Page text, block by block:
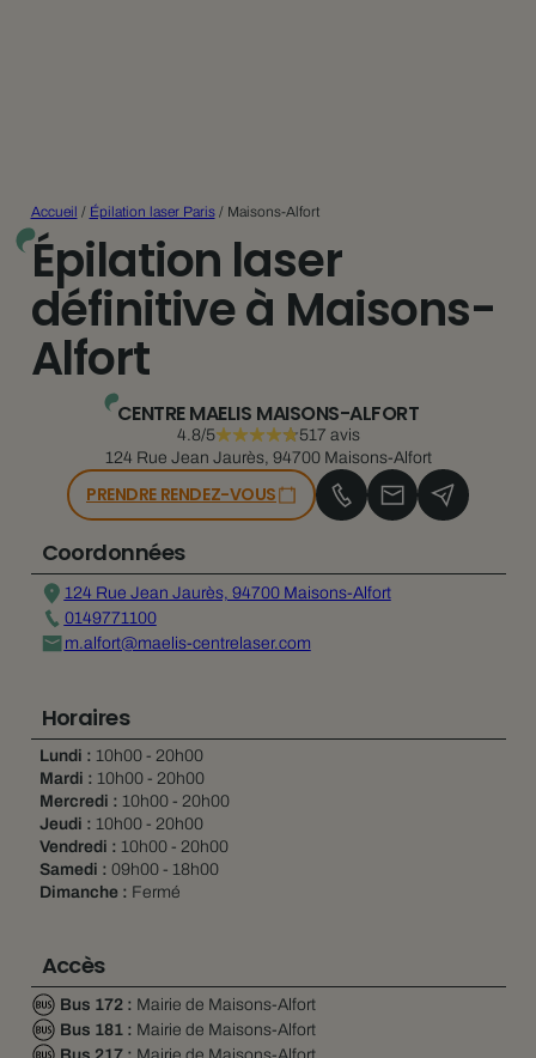
Accueil / Épilation laser Paris/ Maisons-Alfort
Épilation laser
définitive à Maisons-
Alfort
CENTRE MAELIS MAISONS-ALFORT
4.8/5
517 avis
124 Rue Jean Jaurès, 94700 Maisons-Alfort
PRENDRE RENDEZ-VOUS
Coordonnées
124 Rue Jean Jaurès, 94700 Maisons-Alfort
0149771100
m.alfort@maelis-centrelaser.com
Horaires
Lundi : 10h00 - 20h00
Mardi : 10h00 - 20h00
Mercredi : 10h00 - 20h00
Jeudi : 10h00 - 20h00
Vendredi : 10h00 - 20h00
Samedi : 09h00 - 18h00
Dimanche : Fermé
Accès
Bus 172 : Mairie de Maisons-Alfort
Bus 181 : Mairie de Maisons-Alfort